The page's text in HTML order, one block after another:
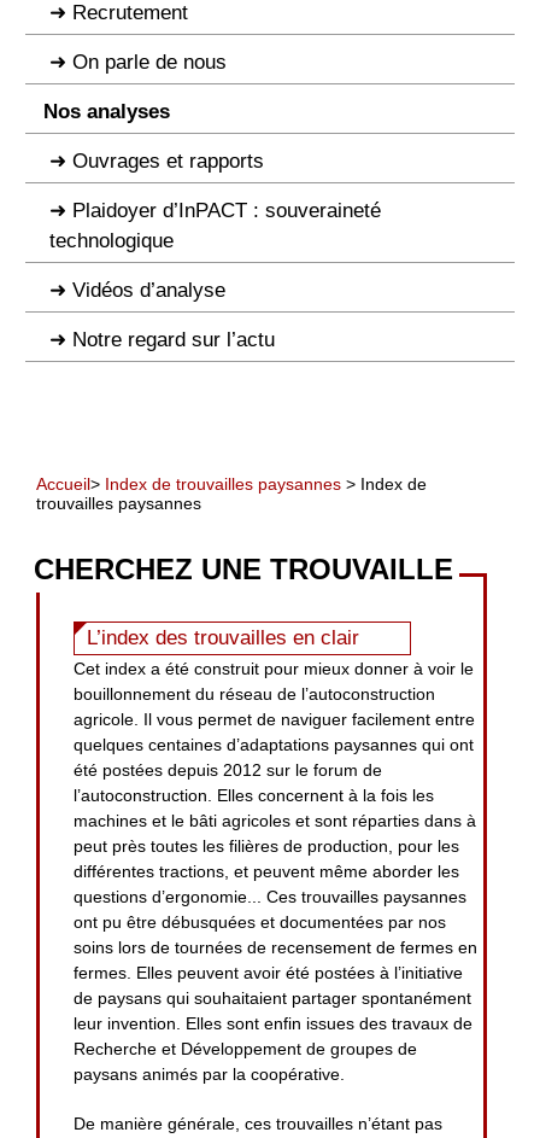
Recrutement
On parle de nous
Nos analyses
Ouvrages et rapports
Plaidoyer d’InPACT : souveraineté
technologique
Vidéos d’analyse
Notre regard sur l’actu
Accueil> Index de trouvailles paysannes > Index de
trouvailles paysannes
CHERCHEZ UNE TROUVAILLE
L’index des trouvailles en clair
Cet index a été construit pour mieux donner à voir le
bouillonnement du réseau de l’autoconstruction
agricole. Il vous permet de naviguer facilement entre
quelques centaines d’adaptations paysannes qui ont
été postées depuis 2012 sur le forum de
l’autoconstruction. Elles concernent à la fois les
machines et le bâti agricoles et sont réparties dans à
peut près toutes les filières de production, pour les
différentes tractions, et peuvent même aborder les
questions d’ergonomie... Ces trouvailles paysannes
ont pu être débusquées et documentées par nos
soins lors de tournées de recensement de fermes en
fermes. Elles peuvent avoir été postées à l’initiative
de paysans qui souhaitaient partager spontanément
leur invention. Elles sont enfin issues des travaux de
Recherche et Développement de groupes de
paysans animés par la coopérative.
De manière générale, ces trouvailles n’étant pas